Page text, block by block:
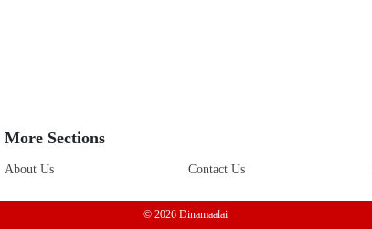
More Sections
About Us Contact Us
© 2026 Dinamaalai